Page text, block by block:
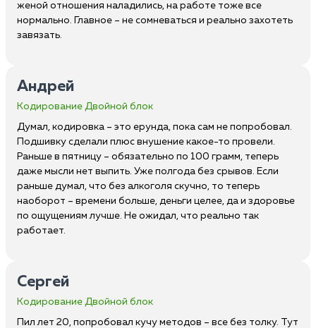
женой отношения наладились, на работе тоже все
нормально. Главное – не сомневаться и реально захотеть
завязать.
Андрей
Кодирование Двойной блок
Думал, кодировка – это ерунда, пока сам не попробовал.
Подшивку сделали плюс внушение какое-то провели.
Раньше в пятницу – обязательно по 100 грамм, теперь
даже мысли нет выпить. Уже полгода без срывов. Если
раньше думал, что без алкоголя скучно, то теперь
наоборот – времени больше, деньги целее, да и здоровье
по ощущениям лучше. Не ожидал, что реально так
работает.
Сергей
Кодирование Двойной блок
Пил лет 20, попробовал кучу методов – все без толку. Тут